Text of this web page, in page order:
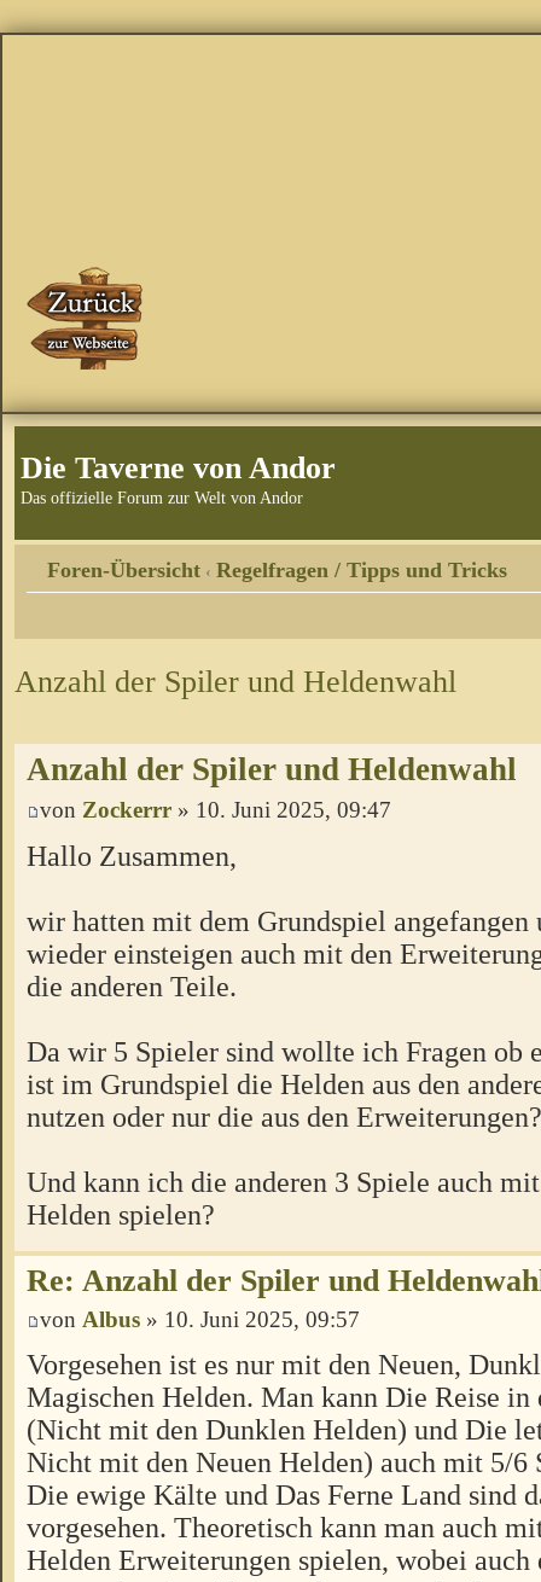
Die Taverne von Andor
Das offizielle Forum zur Welt von Andor
Foren-Übersicht ‹ Regelfragen / Tipps und Tricks
Anzahl der Spiler und Heldenwahl
Anzahl der Spiler und Heldenwahl
von Zockerrr » 10. Juni 2025, 09:47
Hallo Zusammen,
wir hatten mit dem Grundspiel
wieder einsteigen auch mit den
die anderen Teile.
Da wir 5 Spieler sind wollte ich Fragen ob
ist im Grundspiel die Helden aus den
nutzen oder nur die aus den Erweiterungen?
Und kann ich die anderen 3 Spiele auch
Helden spielen?
Re: Anzahl der Spiler und
von Albus » 10. Juni 2025, 09:57
Vorgesehen ist es nur mit den Neuen,
Magischen Helden. Man kann Die Reise in
(Nicht mit den Dunklen Helden) und Die
Nicht mit den Neuen Helden) auch mit 5/6
Die ewige Kälte und Das Ferne Land sind
vorgesehen. Theoretisch kann man auch
Helden Erweiterungen spielen, wobei auch